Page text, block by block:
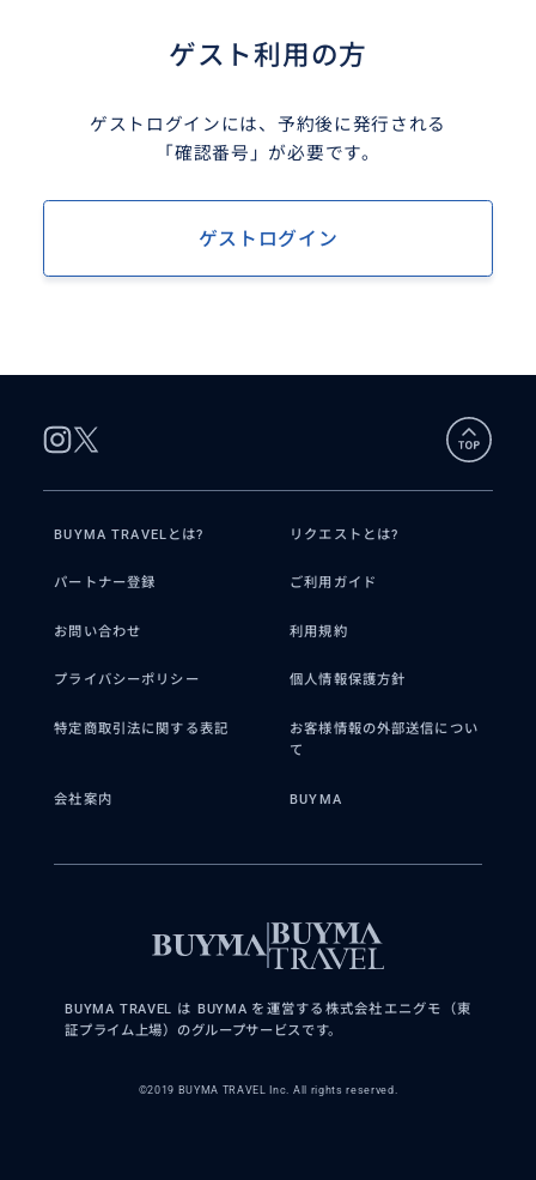
ゲスト利用の方
ゲストログインには、予約後に発行される
「確認番号」が必要です。
ゲストログイン
BUYMA TRAVELとは? リクエストとは?
パートナー登録 ご利用ガイド
お問い合わせ 利用規約
プライバシーポリシー 個人情報保護方針
特定商取引法に関する表記
お客様情報の外部送信につい
て
会社案内 BUYMA
BUYMA TRAVEL は BUYMA を運営する株式会社エニグモ（東
証プライム上場）のグループサービスです。
©2019 BUYMA TRAVEL Inc. All rights reserved.